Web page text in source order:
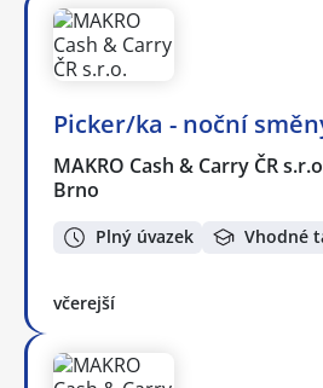
Picker/ka - noční
MAKRO Cash & Carry ČR
Brno
Plný úvazek Vhodné
včerejší